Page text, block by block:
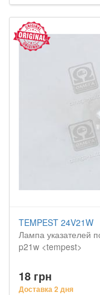
TEMPEST 24V21W
Лампа указателей
p21w <tempest>
18 грн
Доставка 2 дня